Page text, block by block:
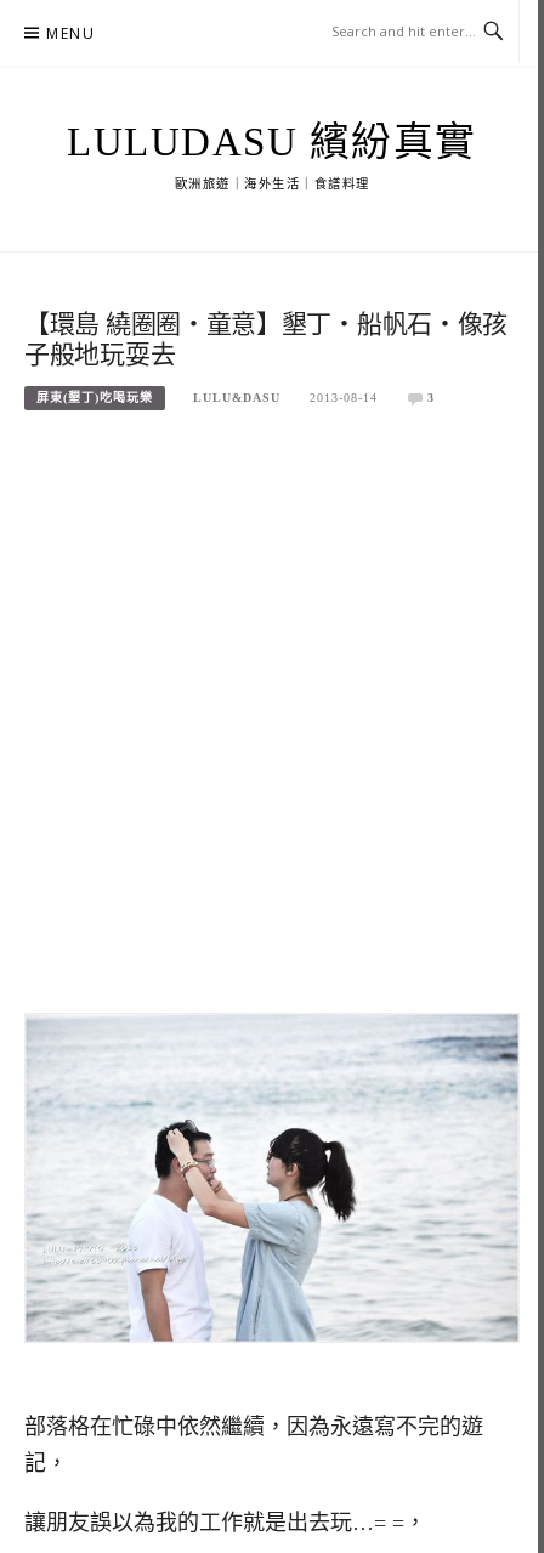
MENU
LULUDASU 繽紛真實
歐洲旅遊｜海外生活｜食譜料理
【環島 繞圈圈‧童意】墾丁‧船帆石‧像孩
子般地玩耍去
屏東(墾丁)吃喝玩樂 LULU&DASU 2013-08-14 3
部落格在忙碌中依然繼續，因為永遠寫不完的遊
記，
讓朋友誤以為我的工作就是出去玩…= =，